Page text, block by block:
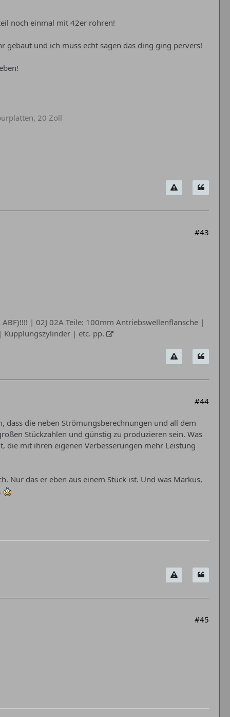
noch einmal mit 42er rohren!
und ich muss echt sagen das ding ging pervers!
20 Zoll
#43
| 02J 02A Teile: 100mm Antriebswellenflansche |
| etc. pp.
#44
die neben Strömungsberechnungen und all dem
Stückzahlen und günstig zu produzieren sein. Was
die mit ihren eigenen Verbesserungen mehr Leistung
Nur das er eben aus einem Stück ist. Und was Markus,
#45